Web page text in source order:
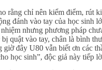
rằng chỉ nên kiểm điểm, rút
đánh vào tay của học sinh
nhưng phương pháp
quật vào tay, chân là bình
đây U80 vẫn biết ơn các
học sinh”, độc giả này tiếp